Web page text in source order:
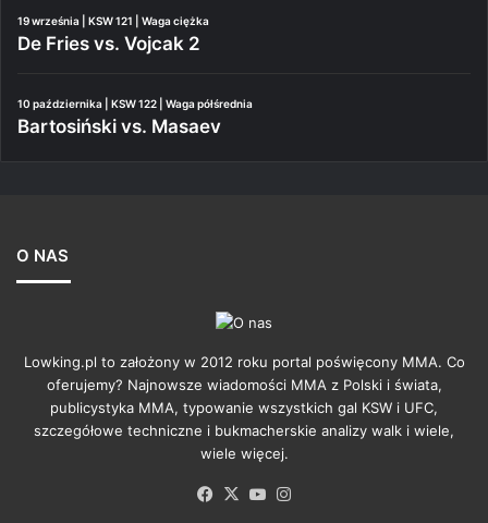
19 września | KSW 121 | Waga ciężka
De Fries vs. Vojcak 2
10 października | KSW 122 | Waga półśrednia
Bartosiński vs. Masaev
O NAS
Lowking.pl to założony w 2012 roku portal poświęcony MMA. Co
oferujemy? Najnowsze wiadomości MMA z Polski i świata,
publicystyka MMA, typowanie wszystkich gal KSW i UFC,
szczegółowe techniczne i bukmacherskie analizy walk i wiele,
wiele więcej.
Facebook
X YouTube